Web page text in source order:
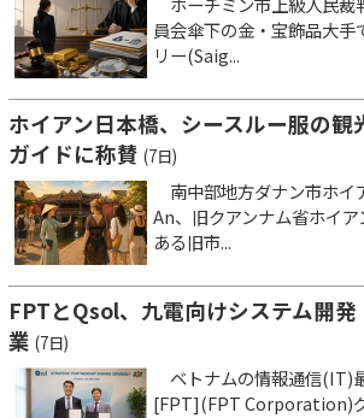
員会傘下の金・宝飾品大
リー(Saig...
ホイアン日本橋、シースルー服の観
ガイドに称賛 (7日)
南中部地方ダナン市ホ
An、旧クアンナム省ホイ
ある旧市...
FPTとQsol、九電向けシステム開
業 (7日)
ベトナムの情報通信(IT)
[FPT](FPT Corporation)